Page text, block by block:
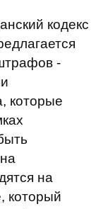
кодекс
-
которые
на
который